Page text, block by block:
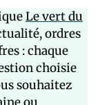
Le vert du
ordres
: chaque
choisie
souhaitez